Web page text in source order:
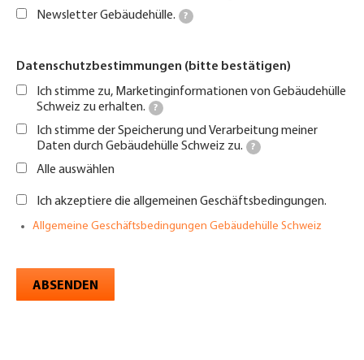
Newsletter Gebäudehülle. ?
Datenschutzbestimmungen (bitte bestätigen)
Ich stimme zu, Marketinginformationen von Gebäudehülle
Schweiz zu erhalten.
?
Ich stimme der Speicherung und Verarbeitung meiner
Daten durch Gebäudehülle Schweiz zu.
?
Alle auswählen
Ich akzeptiere die allgemeinen Geschäftsbedingungen.
Allgemeine Geschäftsbedingungen Gebäudehülle Schweiz
ABSENDEN